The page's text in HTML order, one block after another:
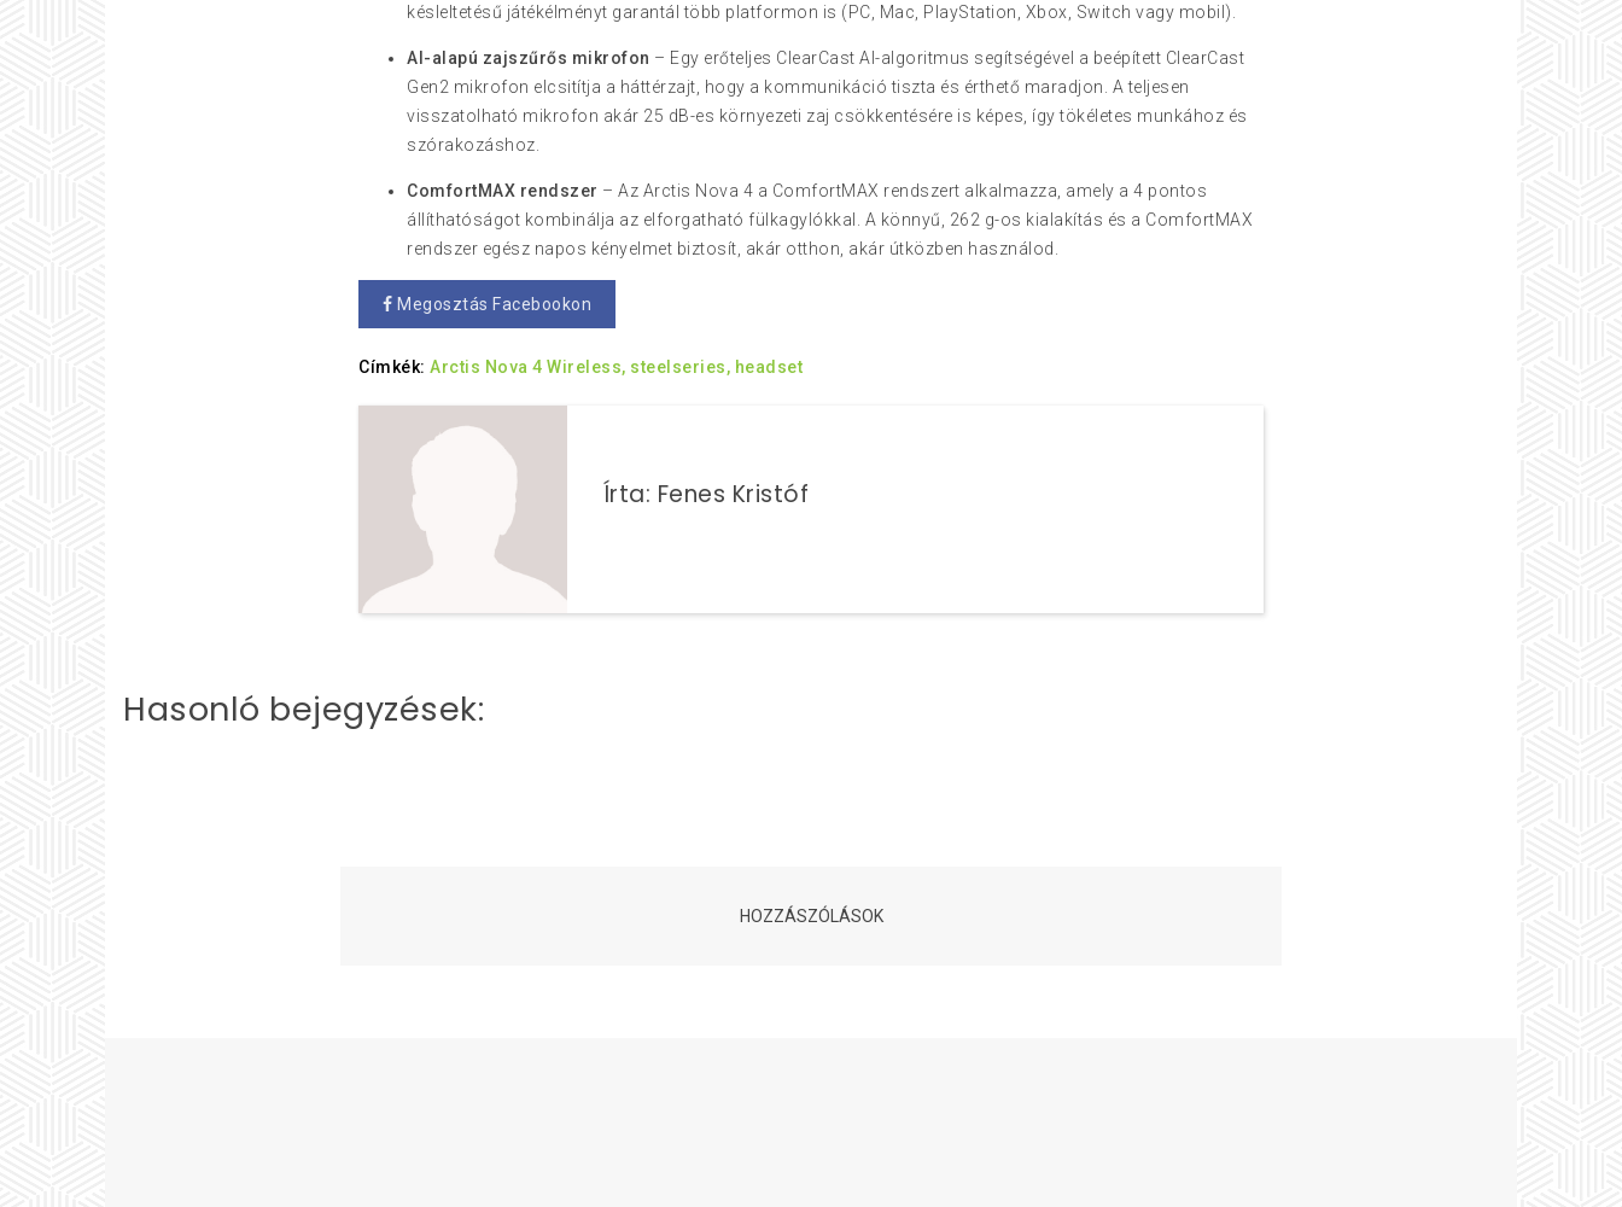
késleltetésű játékélményt garantál több platformon is (PC, Mac, PlayStation, Xbox, Switch vagy mobil).
AI-alapú zajszűrős mikrofon – Egy erőteljes ClearCast AI-algoritmus segítségével a beépített ClearCast
Gen2 mikrofon elcsitítja a háttérzajt, hogy a kommunikáció tiszta és érthető maradjon. A teljesen
visszatolható mikrofon akár 25 dB-es környezeti zaj csökkentésére is képes, így tökéletes munkához és
szórakozáshoz.
ComfortMAX rendszer – Az Arctis Nova 4 a ComfortMAX rendszert alkalmazza, amely a 4 pontos
állíthatóságot kombinálja az elforgatható fülkagylókkal. A könnyű, 262 g-os kialakítás és a ComfortMAX
rendszer egész napos kényelmet biztosít, akár otthon, akár útközben használod.
Megosztás Facebookon
Címkék: Arctis Nova 4 Wireless, steelseries, headset
Írta: Fenes Kristóf
Hasonló bejegyzések:
HOZZÁSZÓLÁSOK